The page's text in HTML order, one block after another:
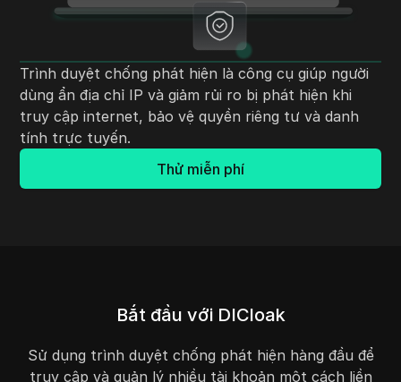
Trình duyệt chống phát hiện là công cụ giúp người
dùng ẩn địa chỉ IP và giảm rủi ro bị phát hiện khi
truy cập internet, bảo vệ quyền riêng tư và danh
tính trực tuyến.
Thử miễn phí
Bắt đầu với DICloak
Sử dụng trình duyệt chống phát hiện hàng đầu để
truy cập và quản lý nhiều tài khoản một cách liền